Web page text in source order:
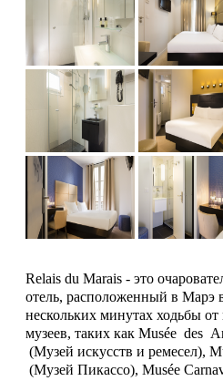
Relais du Marais - это
отель, расположенный в Марэ
нескольких минутах ходьбы от
музеев, таких как Musée des
(Музей искусств и ремесел),
(Музей Пикассо), Musée